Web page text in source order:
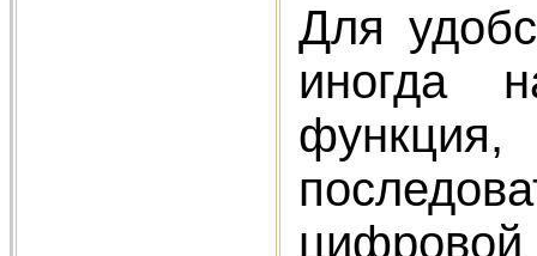
Для
иногда
функция,
цифровой